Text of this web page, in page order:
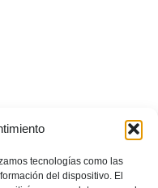
tecnologías como las
del dispositivo. El